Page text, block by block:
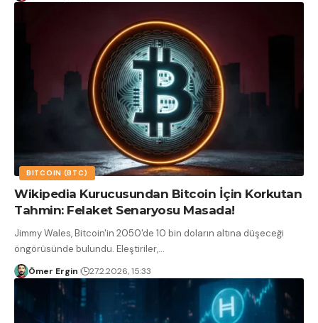
BITCOIN (BTC)
Wikipedia Kurucusundan Bitcoin İçin Korkutan
Tahmin: Felaket Senaryosu Masada!
Jimmy Wales, Bitcoin'in 2050'de 10 bin doların altına düşeceği
öngörüsünde bulundu. Eleştiriler,…
Ömer Ergin 27.2.2026, 15:33